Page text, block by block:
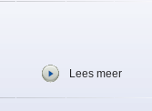
Lees meer